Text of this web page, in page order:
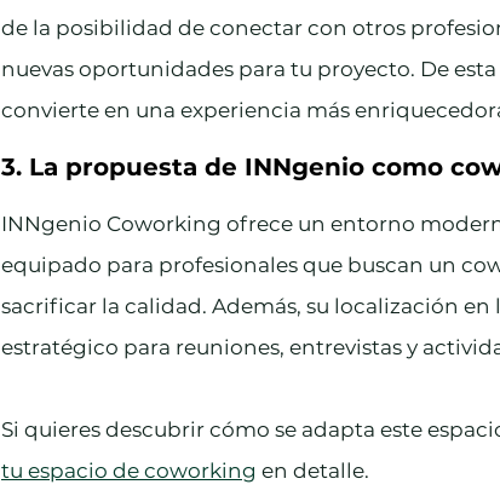
de la posibilidad de conectar con otros
nuevas oportunidades para tu proyecto. De
convierte en una experiencia más
3. La propuesta de INNgenio como
INNgenio Coworking ofrece un entorno
equipado para profesionales que buscan un
sacrificar la calidad. Además, su localización
estratégico para reuniones, entrevistas y
Si quieres descubrir cómo se adapta este
tu espacio de coworking en detalle.